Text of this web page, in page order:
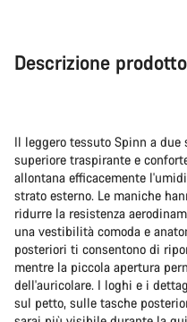
Descrizione prodotto
Il leggero tessuto Spinn a
superiore traspirante e
allontana efficacemente
strato esterno. Le maniche
ridurre la resistenza
una vestibilità comoda e
posteriori ti consentono di
mentre la piccola apertura
dell'auricolare. I loghi e i
sul petto, sulle tasche